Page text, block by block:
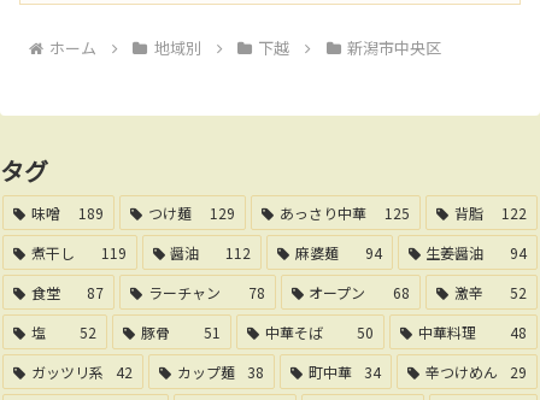
ホーム 地域別 下越 新潟市中央区
タグ
味噌 189 つけ麺 129 あっさり中華 125 背脂
122
煮干し
119 醤油 112 麻婆麺 94 生姜醤油
94
食堂
87 ラーチャン 78 オープン 68 激辛
52
塩
52 豚骨 51 中華そば 50 中華料理
48
ガッツリ系
42 カップ麺 38 町中華 34 辛つけめん
29